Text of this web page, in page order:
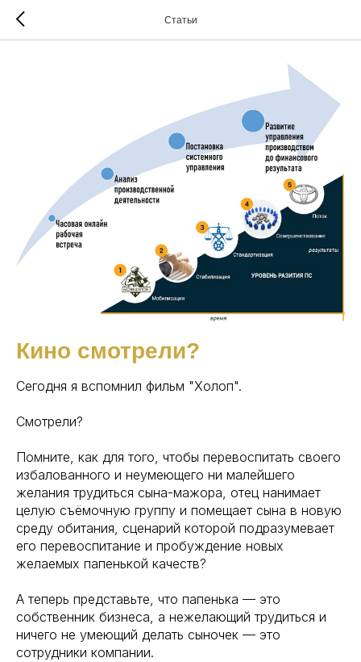
Статьи
Кино смотрели?
Сегодня я вспомнил фильм "Холоп".
Смотрели?
Помните, как для того, чтобы перевоспитать своего
избалованного и неумеющего ни малейшего
желания трудиться сына-мажора, отец нанимает
целую съёмочную группу и помещает сына в новую
среду обитания, сценарий которой подразумевает
его перевоспитание и пробуждение новых
желаемых папенькой качеств?
А теперь представьте, что папенька — это
собственник бизнеса, а нежелающий трудиться и
ничего не умеющий делать сыночек — это
сотрудники компании.